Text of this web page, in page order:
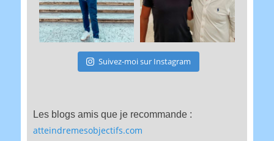
Suivez-moi sur Instagram
Les blogs amis que je recommande :
atteindremesobjectifs.com